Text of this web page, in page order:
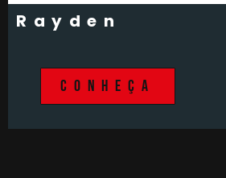
Rayden
CONHEÇA